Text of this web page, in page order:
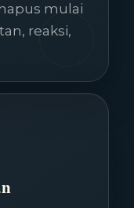
mulai
reaksi,